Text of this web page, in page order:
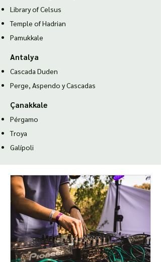
Library of Celsus
Temple of Hadrian
Pamukkale
Antalya
Cascada Duden
Perge, Aspendo y Cascadas
Çanakkale
Pérgamo
Troya
Galípoli